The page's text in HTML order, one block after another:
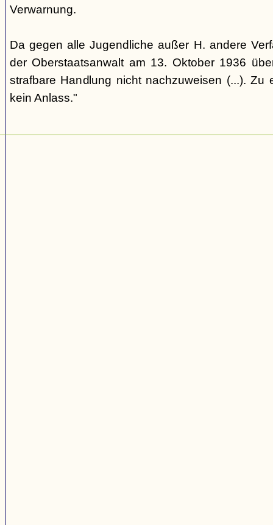
Verwarnung.
Da gegen alle Jugendliche außer H. andere
der Oberstaatsanwalt am 13. Oktober 1936
strafbare Handlung nicht nachzuweisen (...). Zu
kein Anlass."